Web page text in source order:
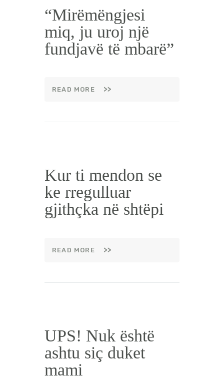
“Mirëmëngjesi
miq, ju uroj një
fundjavë të mbarë”
READ MORE
Kur ti mendon se
ke rregulluar
gjithçka në shtëpi
READ MORE
UPS! Nuk është
ashtu siç duket
mami